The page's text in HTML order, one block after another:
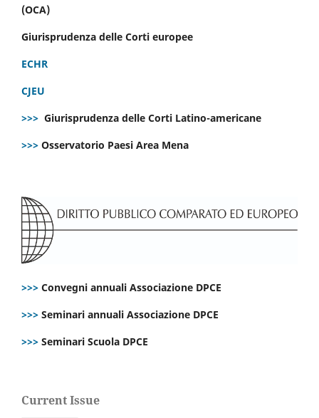
(OCA)
Giurisprudenza delle Corti europee
ECHR
CJEU
>>> Giurisprudenza delle Corti Latino-americane
>>> Osservatorio Paesi Area Mena
>>> Convegni annuali Associazione DPCE
>>> Seminari annuali Associazione DPCE
>>> Seminari Scuola DPCE
Current Issue